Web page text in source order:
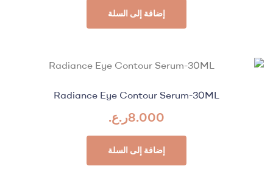
إضافة إلى السلة
Radiance Eye Contour Serum-30ML
8.000ر.ع.
إضافة إلى السلة